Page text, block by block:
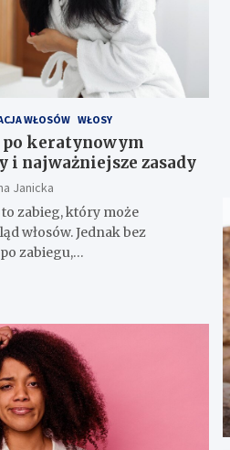
WŁOSÓW WŁOSY
po keratynowym
i najważniejsze zasady
Janicka
zabieg, który może
włosów. Jednak bez
zabiegu,…